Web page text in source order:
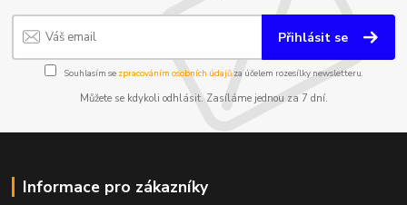
Přihlásit se
Souhlasím se zpracováním osobních údajůza účelem rozesílky newsletteru.
Můžete se kdykoli odhlásit. Zasíláme jednou za 7 dní.
Informace pro zákazníky